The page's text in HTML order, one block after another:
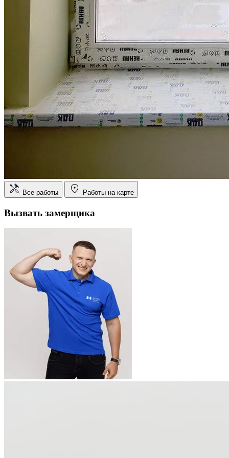
Все работы Работы на карте
Вызвать замерщика